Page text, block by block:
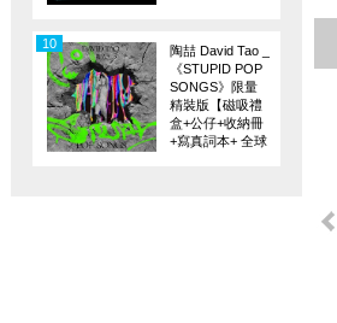
陶喆 David Tao _
《STUPID POP
SONGS》限量
精裝版【磁吸禮
盒+公仔+收納冊
+寫真詞本+ 全球
10